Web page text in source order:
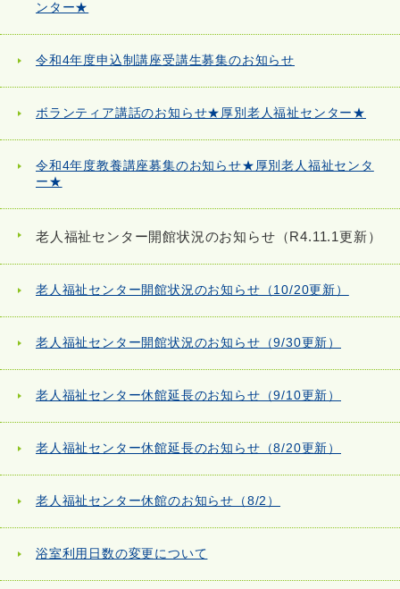
ンター★
令和4年度申込制講座受講生募集のお知らせ
ボランティア講話のお知らせ★厚別老人福祉センター★
令和4年度教養講座募集のお知らせ★厚別老人福祉センタ
ー★
老人福祉センター開館状況のお知らせ（R4.11.1更新）
老人福祉センター開館状況のお知らせ（10/20更新）
老人福祉センター開館状況のお知らせ（9/30更新）
老人福祉センター休館延長のお知らせ（9/10更新）
老人福祉センター休館延長のお知らせ（8/20更新）
老人福祉センター休館のお知らせ（8/2）
浴室利用日数の変更について